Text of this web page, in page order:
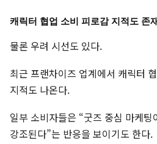
캐릭터 협업 소비 피로감 지적도 존재
물론 우려 시선도 있다.
최근 프랜차이즈 업계에서 캐릭터
지적도 나온다.
일부 소비자들은 “굿즈 중심 마케
강조된다”는 반응을 보이기도 한다.